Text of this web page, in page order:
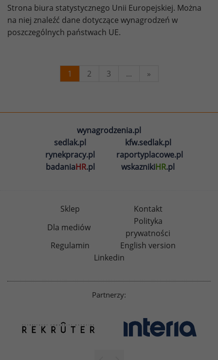
Strona biura statystycznego Unii Europejskiej. Można
na niej znaleźć dane dotyczące wynagrodzeń w
poszczególnych państwach UE.
1 2 3 ... »
wynagrodzenia.pl
sedlak.pl
kfw.sedlak.pl
rynekpracy.pl
raportyplacowe.pl
badaniaHR.pl wskaznikiHR.pl
Sklep
Kontakt
Dla mediów
Polityka
prywatności
Regulamin
English version
Linkedin
Partnerzy: